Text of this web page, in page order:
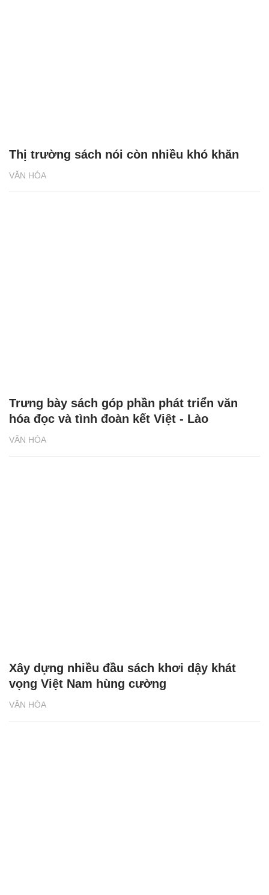
VĂN HÓA
Thị trường sách nói còn nhiều khó khăn
VĂN HÓA
Trưng bày sách góp phần phát triển văn
hóa đọc và tình đoàn kết Việt - Lào
VĂN HÓA
Xây dựng nhiều đầu sách khơi dậy khát
vọng Việt Nam hùng cường